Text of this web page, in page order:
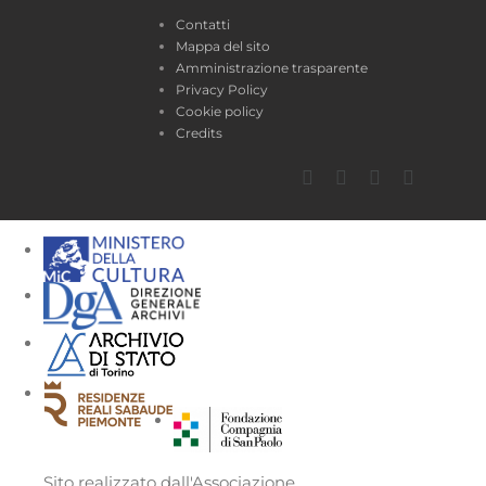
Contatti
Mappa del sito
Amministrazione trasparente
Privacy Policy
Cookie policy
Credits
Facebook
TwitterYouTube